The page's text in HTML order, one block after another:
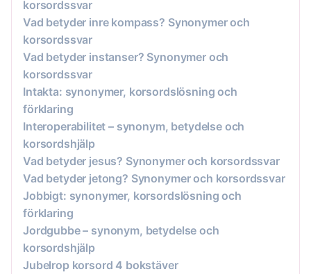
korsordssvar
Vad betyder inre kompass? Synonymer och
korsordssvar
Vad betyder instanser? Synonymer och
korsordssvar
Intakta: synonymer, korsordslösning och
förklaring
Interoperabilitet – synonym, betydelse och
korsordshjälp
Vad betyder jesus? Synonymer och korsordssvar
Vad betyder jetong? Synonymer och korsordssvar
Jobbigt: synonymer, korsordslösning och
förklaring
Jordgubbe – synonym, betydelse och
korsordshjälp
Jubelrop korsord 4 bokstäver